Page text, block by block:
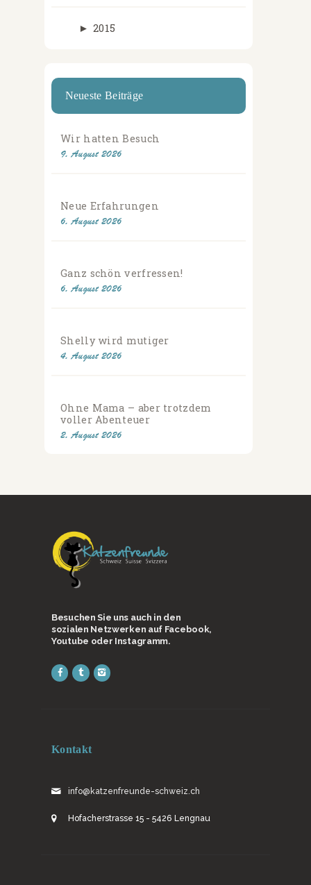
► 2015
Neueste Beiträge
Wir hatten Besuch
9. August 2026
Neue Erfahrungen
6. August 2026
Ganz schön verfressen!
6. August 2026
Shelly wird mutiger
4. August 2026
Ohne Mama – aber trotzdem
voller Abenteuer
2. August 2026
Besuchen Sie uns auch in den
sozialen Netzwerken auf Facebook,
Youtube oder Instagramm.
Kontakt
info@katzenfreunde-schweiz.ch
Hofacherstrasse 15 - 5426 Lengnau